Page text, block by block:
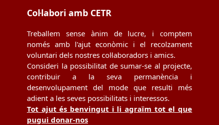
Col·labori amb CETR
Treballem sense ànim de lucre, i comptem
només amb l'ajut econòmic i el recolzament
voluntari dels nostres col·laboradors i amics.
Consideri la possibilitat de sumar-se al projecte,
contribuir a la seva permanència i
desenvolupament del mode que resulti més
adient a les seves possibilitats i interessos.
Tot ajut és benvingut i li agraïm tot el que
pugui donar-nos